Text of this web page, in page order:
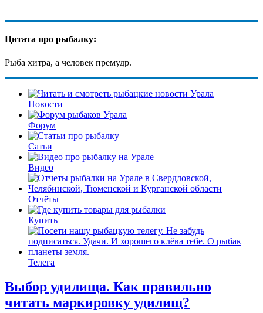
Цитата про рыбалку:
Рыба хитра, а человек премудр.
Новости
Форум
Сатьи
Видео
Отчёты
Купить
Телега
Выбор удилища. Как правильно
читать маркировку удилищ?